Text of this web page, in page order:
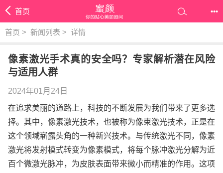
首页 •••
首页 > 新闻列表 > 详情
像素激光手术真的安全吗？专家解析潜在风险
与适用人群
2024年01月24日
在追求美丽的道路上，科技的不断发展为我们带来了更多选
择。其中，像素激光技术，也被称为像束激光技术，正是在
这个领域崭露头角的一种新兴技术。与传统激光不同，像素
激光将发射模式转变为像素模式，将每个脉冲激光分解为近
百个微激光脉冲，为皮肤表面带来微小而精准的作用。这项